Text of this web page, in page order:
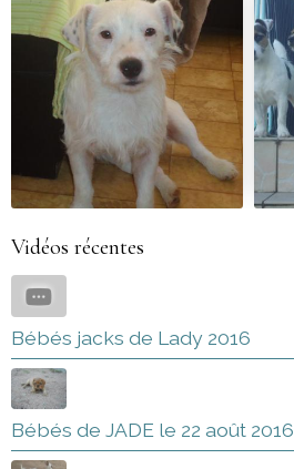
Vidéos récentes
Bébés jacks de Lady 2016
Bébés de JADE le 22 août 2016